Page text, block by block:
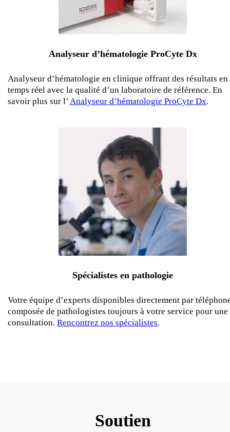
Analyseur d’hématologie ProCyte Dx
Analyseur d’hématologie en clinique offrant des résultats en
temps réel avec la qualité d’un laboratoire de référence. En
savoir plus sur l’ Analyseur d’hématologie ProCyte Dx.
Spécialistes en pathologie
Votre équipe d’experts disponibles directement par
composée de pathologistes toujours à votre service pour une
consultation. Rencontrez nos spécialistes.
Soutien